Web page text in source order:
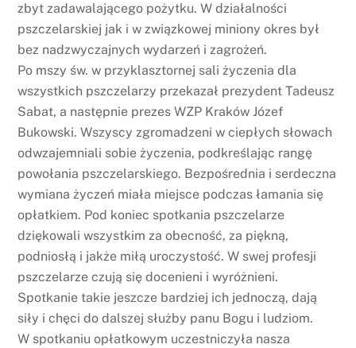
zbyt zadawalającego pożytku. W działalności
pszczelarskiej jak i w związkowej miniony okres był
bez nadzwyczajnych wydarzeń i zagrożeń.
Po mszy św. w przyklasztornej sali życzenia dla
wszystkich pszczelarzy przekazał prezydent Tadeusz
Sabat, a następnie prezes WZP Kraków Józef
Bukowski. Wszyscy zgromadzeni w ciepłych słowach
odwzajemniali sobie życzenia, podkreślając rangę
powołania pszczelarskiego. Bezpośrednia i serdeczna
wymiana życzeń miała miejsce podczas łamania się
opłatkiem. Pod koniec spotkania pszczelarze
dziękowali wszystkim za obecność, za piękną,
podniosłą i jakże miłą uroczystość. W swej profesji
pszczelarze czują się docenieni i wyróżnieni.
Spotkanie takie jeszcze bardziej ich jednoczą, dają
siły i chęci do dalszej służby panu Bogu i ludziom.
W spotkaniu opłatkowym uczestniczyła nasza